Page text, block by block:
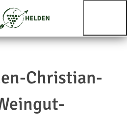
Christian-